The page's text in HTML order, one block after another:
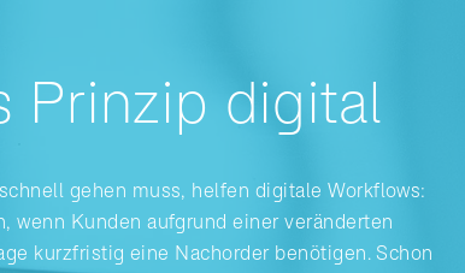
Prinzip digital
gehen muss, helfen digitale Workflows:
wenn Kunden aufgrund einer veränderten
kurzfristig eine Nachorder benötigen. Schon